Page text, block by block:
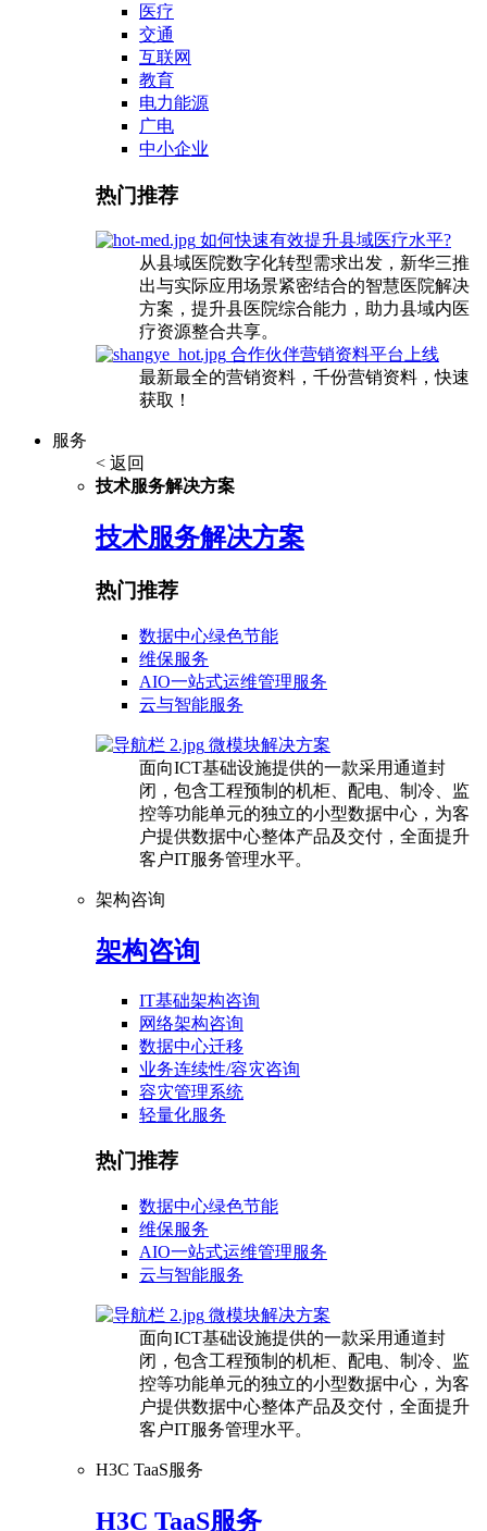
医疗
交通
互联网
教育
电力能源
广电
中小企业
热门推荐
如何快速有效提升县域医疗水平?
从县域医院数字化转型需求出发，新华三推
出与实际应用场景紧密结合的智慧医院解决
方案，提升县医院综合能力，助力县域内医
疗资源整合共享。
合作伙伴营销资料平台上线
最新最全的营销资料，千份营销资料，快速
获取！
服务
< 返回
技术服务解决方案
技术服务解决方案
热门推荐
数据中心绿色节能
维保服务
AIO一站式运维管理服务
云与智能服务
微模块解决方案
面向ICT基础设施提供的一款采用通道封
闭，包含工程预制的机柜、配电、制冷、监
控等功能单元的独立的小型数据中心，为客
户提供数据中心整体产品及交付，全面提升
客户IT服务管理水平。
架构咨询
架构咨询
IT基础架构咨询
网络架构咨询
数据中心迁移
业务连续性/容灾咨询
容灾管理系统
轻量化服务
热门推荐
数据中心绿色节能
维保服务
AIO一站式运维管理服务
云与智能服务
微模块解决方案
面向ICT基础设施提供的一款采用通道封
闭，包含工程预制的机柜、配电、制冷、监
控等功能单元的独立的小型数据中心，为客
户提供数据中心整体产品及交付，全面提升
客户IT服务管理水平。
H3C TaaS服务
H3C TaaS服务